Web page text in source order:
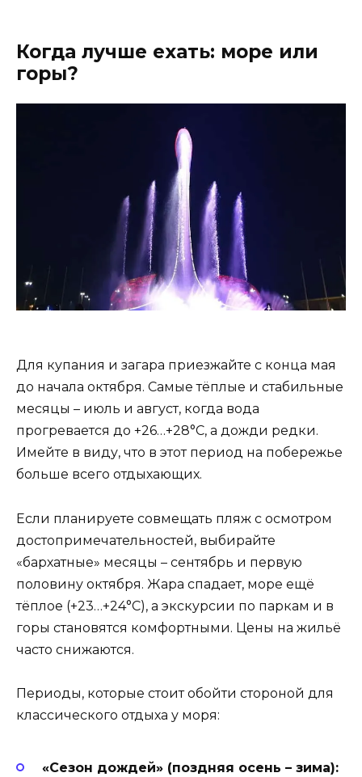
Когда лучше ехать: море или
горы?
Для купания и загара приезжайте с конца мая
до начала октября. Самые тёплые и стабильные
месяцы – июль и август, когда вода
прогревается до +26…+28°C, а дожди редки.
Имейте в виду, что в этот период на побережье
больше всего отдыхающих.
Если планируете совмещать пляж с осмотром
достопримечательностей, выбирайте
«бархатные» месяцы – сентябрь и первую
половину октября. Жара спадает, море ещё
тёплое (+23…+24°C), а экскурсии по паркам и в
горы становятся комфортными. Цены на жильё
часто снижаются.
Периоды, которые стоит обойти стороной для
классического отдыха у моря:
«Сезон дождей» (поздняя осень – зима):